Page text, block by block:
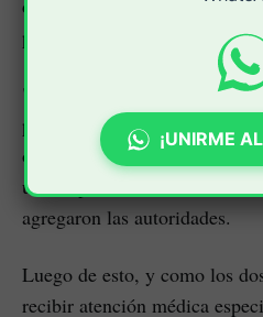
diciembre cuando se
punto de este municipio.
"Los heridos son un joven de
presenta una herida por
otra persona es un muchacho
última presenta cortaduras en
agregaron las autoridades.
Luego de esto, y como los
recibir atención médica
¡UNIRME